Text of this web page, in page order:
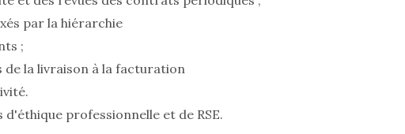
par la hiérarchie
;
de la livraison à la facturation
professionnelle et de RSE.